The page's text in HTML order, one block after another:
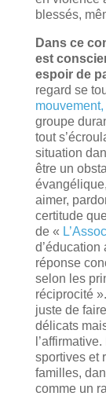
blessés,
Dans ce
est
espoir de
regard se
mouvement,
groupe
tout
situation
être un
aimer,
certitude
de «
réponse
selon les
réciprocité
juste de
délicats
sportives et
familles,
comme un